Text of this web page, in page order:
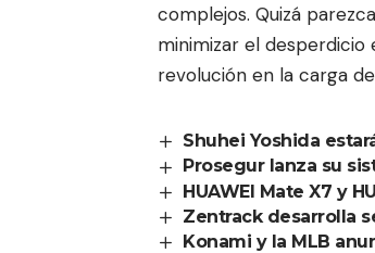
complejos. Quizá
minimizar el
revolución en la carga
Shuhei Yoshida
Prosegur lanza su
HUAWEI Mate X7 y
Zentrack desarrolla
Konami y la MLB